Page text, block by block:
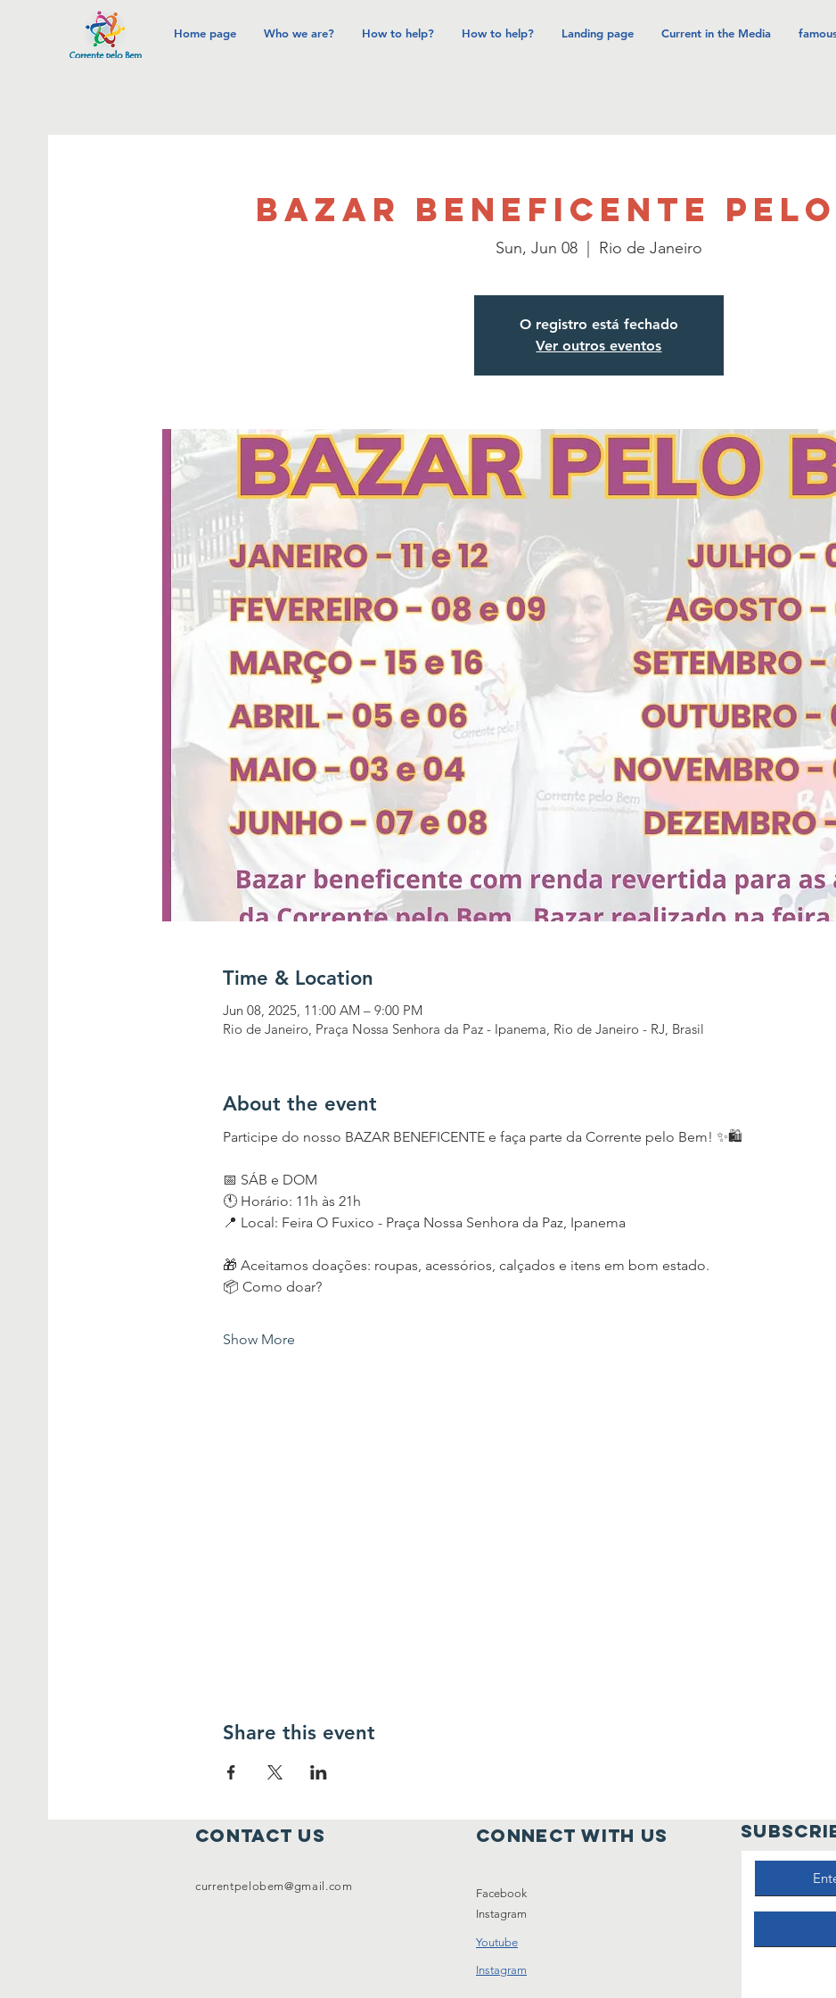
Home page Who we are? How to help? How to help? Landing page Current in the Media
BAZAR BENEFICENTE
Sun, Jun 08
  |
Rio de Janeiro
O registro está fechado
Ver outros eventos
Time & Location
Jun 08, 2025, 11:00 AM – 9:00 PM
Rio de Janeiro, Praça Nossa Senhora da Paz - Ipanema, Rio de Janeiro - RJ, Brasil
About the event
Participe do nosso BAZAR BENEFICENTE e faça parte da Corrente pelo Bem! ✨🛍️
📅 SÁB e DOM
🕚 Horário: 11h às 21h
📍 Local: Feira O Fuxico - Praça Nossa Senhora da Paz, Ipanema
🎁 Aceitamos doações: roupas, acessórios, calçados e itens em bom estado.
📦 Como doar?
Show More
Share this event
contact us
currentpelobem@gmail.com
connect with us
Facebook
Instagram
Youtube
Instagram